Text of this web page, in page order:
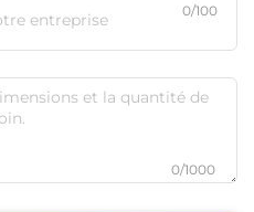
0/100
0/1000